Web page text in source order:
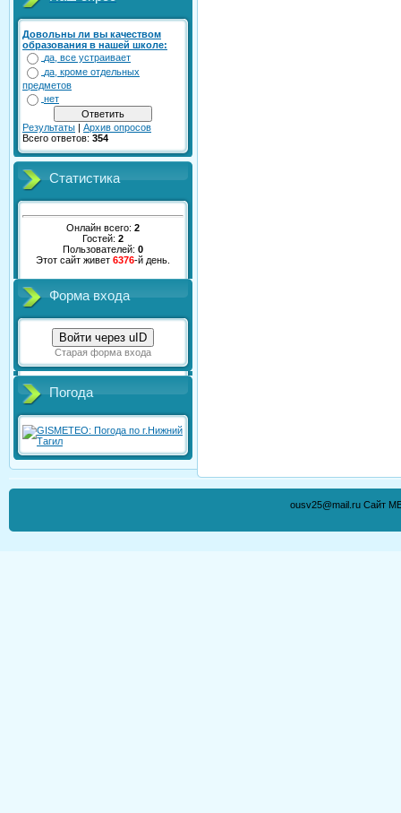
Довольны ли вы качеством
образования в нашей школе:
да, все устраивает
да, кроме отдельных
предметов
нет
Результаты | Архив опросов
Всего ответов: 354
Статистика
Онлайн всего: 2
Гостей: 2
Пользователей: 0
Этот сайт живет 6376-й день.
Форма входа
Войти через uID
Старая форма входа
Погода
ousv25@mail.ru Сайт